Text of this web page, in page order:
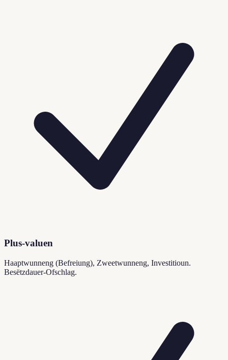
Plus-valuen
Haaptwunneng (Befreiung), Zweetwunneng, Investitioun.
Besëtzdauer-Ofschlag.